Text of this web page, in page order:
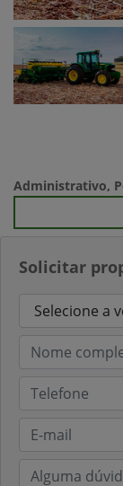
Solicitar
Administrativo,